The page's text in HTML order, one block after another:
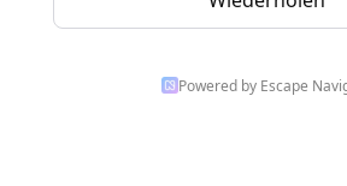
Powered by Escape